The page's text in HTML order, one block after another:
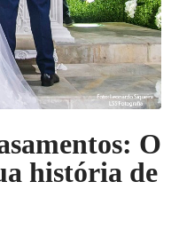
O
história de